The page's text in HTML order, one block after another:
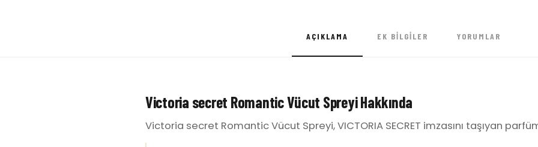
AÇIKLAMA EK BILGILER YORUMLAR
Victoria secret Romantic Vücut Spreyi Hakkında
Victoria secret Romantic Vücut Spreyi, VICTORIA SECRET imzasını taşıyan